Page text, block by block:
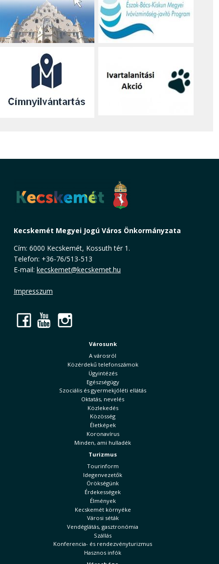
Kecskemét Megyei Jogú Város Önkormányzata
Cím: 6000 Kecskemét, Kossuth tér 1.
Telefon: +36-76/513-513
E-mail: kecskemet@kecskemet.hu
Impresszum
Facebook
YouTube
Városunk
A városról
Közérdekű telefonszámok
Ügyintézés
Egészségügy
Szociális és gyermekjóléti ellátás
Oktatás, nevelés
Közlekedés
Közösség
Életképek
Koronavírus
Minden, ami hulladék
Turizmus
Tourinform
Idegenvezetők
Örökségünk
Érdekességek
Élmények
Kecskemét környéke
Városi séták
Vendéglátás, gasztronómia
Szállás
Konferencia- és rendezvényturizmus
Hasznos infók